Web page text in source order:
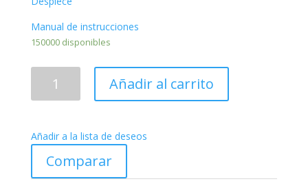
Manual de instrucciones
150000 disponibles
CAMON
Añadir al carrito
Añadir a la lista de deseos
Comparar